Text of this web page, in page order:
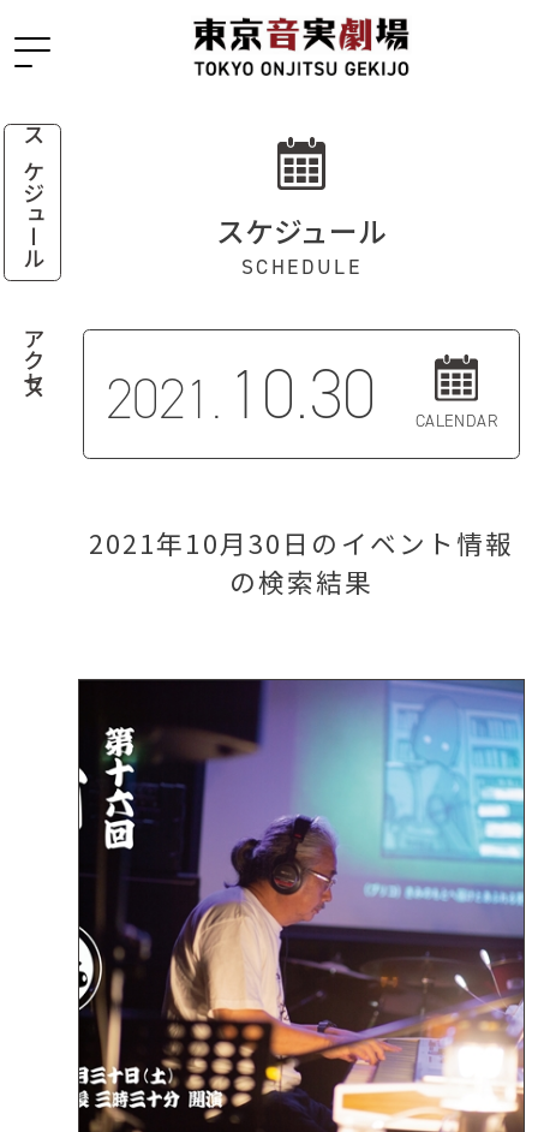
スケジュール
アクセス
スケジュール
SCHEDULE
2021. 10.30 CALENDAR
2021年10月30日のイベント情報
の検索結果